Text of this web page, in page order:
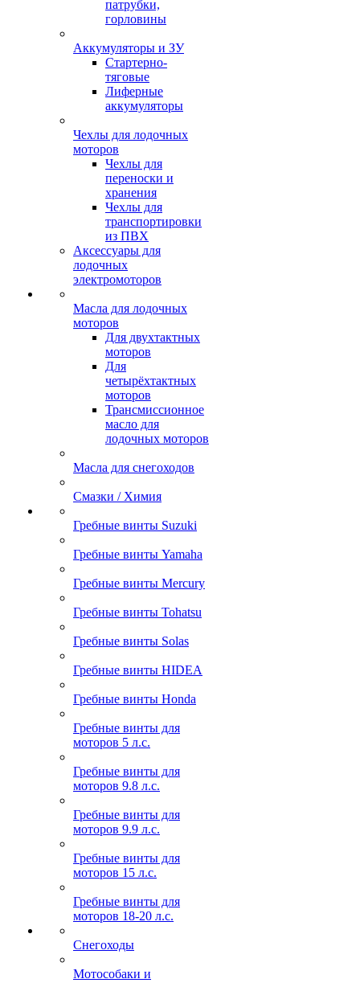
патрубки,
горловины
Аккумуляторы и ЗУ
Стартерно-
тяговые
Лиферные
аккумуляторы
Чехлы для лодочных
моторов
Чехлы для
переноски и
хранения
Чехлы для
транспортировки
из ПВХ
Аксессуары для
лодочных
электромоторов
Масла для лодочных
моторов
Для двухтактных
моторов
Для
четырёхтактных
моторов
Трансмиссионное
масло для
лодочных моторов
Масла для снегоходов
Смазки / Химия
Гребные винты Suzuki
Гребные винты Yamaha
Гребные винты Mercury
Гребные винты Tohatsu
Гребные винты Solas
Гребные винты HIDEA
Гребные винты Honda
Гребные винты для
моторов 5 л.с.
Гребные винты для
моторов 9.8 л.с.
Гребные винты для
моторов 9.9 л.с.
Гребные винты для
моторов 15 л.с.
Гребные винты для
моторов 18-20 л.с.
Снегоходы
Мотособаки и